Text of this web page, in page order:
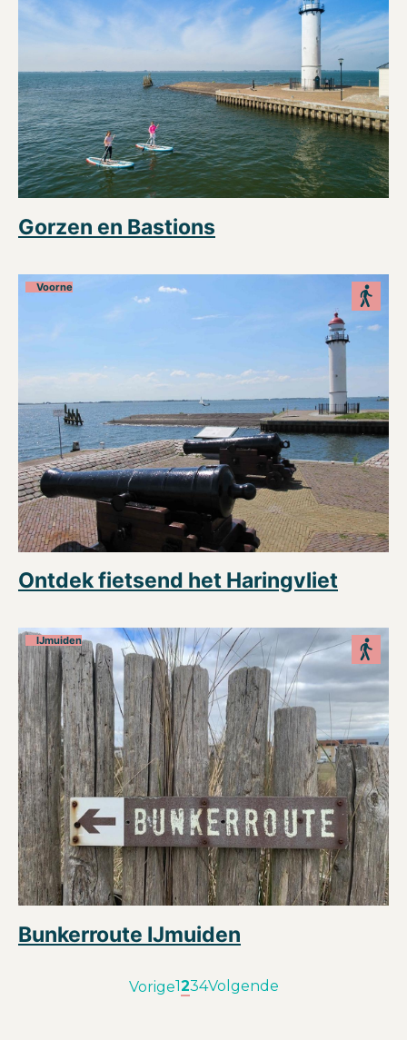
Gorzen en Bastions
Voorne
Ontdek fietsend het Haringvliet
IJmuiden
Bunkerroute IJmuiden
Vorige1234Volgende